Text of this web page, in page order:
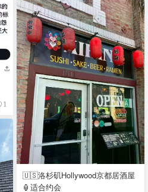
1
🇺🇸洛杉矶Hollywood京都居酒屋
🏮适合约会